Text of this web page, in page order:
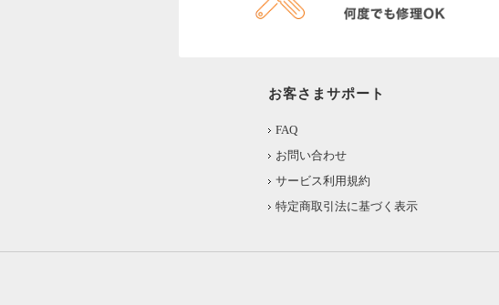
お客さまサポート
FAQ
お問い合わせ
サービス利用規約
特定商取引法に基づく表示